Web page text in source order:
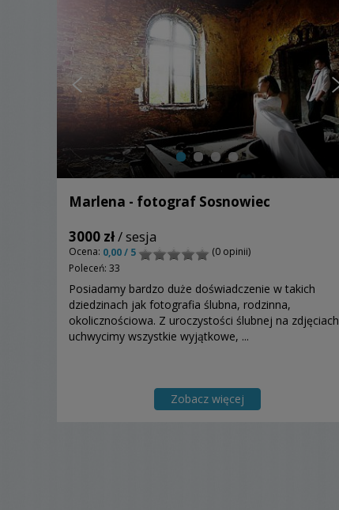
Marlena - fotograf Sosnowiec
3000 zł/ sesja
Ocena: 0,00 / 5
(0 opinii)
Poleceń: 33
Posiadamy bardzo duże doświadczenie w takich
dziedzinach jak fotografia ślubna, rodzinna,
okolicznościowa. Z uroczystości ślubnej na zdjęciach
uchwycimy wszystkie wyjątkowe, ...
Zobacz więcej